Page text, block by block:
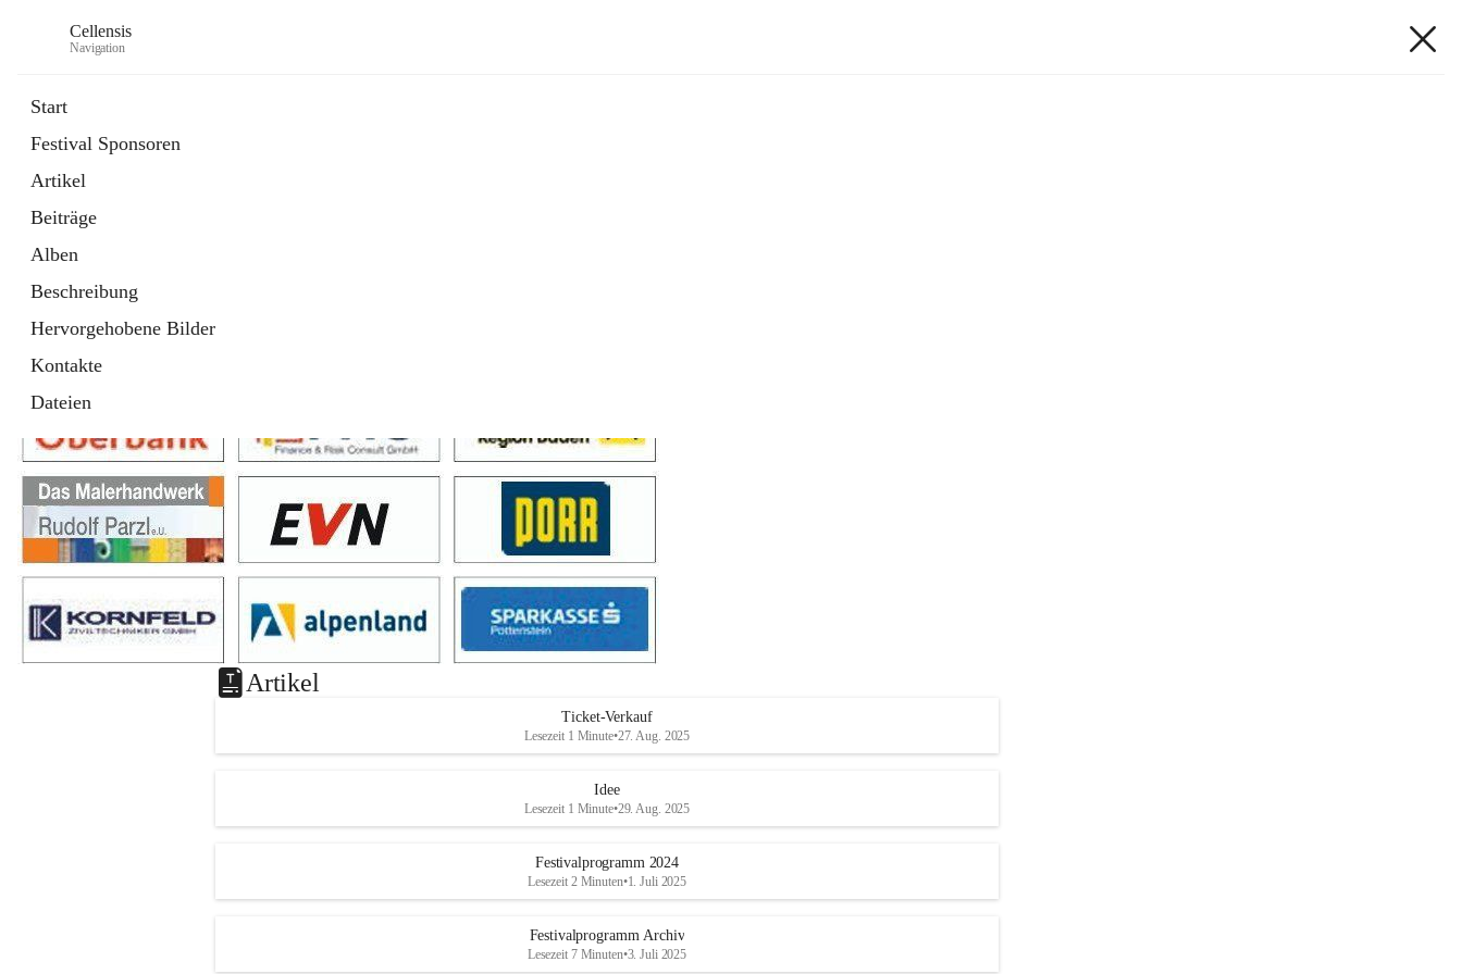
Cellensis
Navigation
Start
Festival Sponsoren
Artikel
Beiträge
Alben
Beschreibung
Hervorgehobene Bilder
Kontakte
Dateien
Festival Sponsoren
Artikel
Ticket-Verkauf
Lesezeit 1 Minute•27. Aug. 2025
Idee
Lesezeit 1 Minute•29. Aug. 2025
Festivalprogramm 2024
Lesezeit 2 Minuten•1. Juli 2025
Festivalprogramm Archiv
Lesezeit 7 Minuten•3. Juli 2025